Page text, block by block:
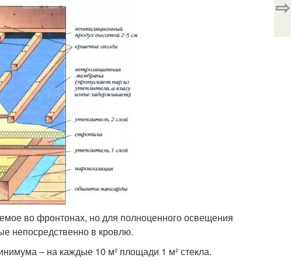
во фронтонах, но для полноценного освещения
непосредственно в кровлю.
– на каждые 10 м² площади 1 м² стекла.
⇨